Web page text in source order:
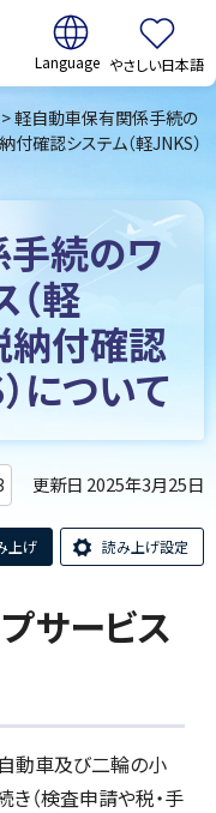
翻訳:
やさしい日本語
> 軽自動車保有関係手続の
付確認システム（軽JNKS）
続のワ
（軽
納付確認
について
更新日 2025年3月25日
上げ 読み上げ設定
サービス
動車及び二輪の小
き（検査申請や税・手